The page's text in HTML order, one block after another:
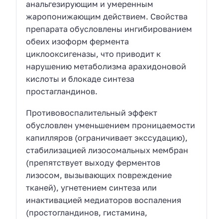
анальгезирующим и умеренным
жаропонижающим действием. Свойства
препарата обусловлены ингибированием
обеих изоформ фермента
циклооксигеназы, что приводит к
нарушению метаболизма арахидоновой
кислоты и блокаде синтеза
простагландинов.
Противовоспалительный эффект
обусловлен уменьшением проницаемости
капилляров (ограничивает экссудацию),
стабилизацией лизосомальных мембран
(препятствует выходу ферментов
лизосом, вызывающих повреждение
тканей), угнетением синтеза или
инактивацией медиаторов воспаления
(простогландинов, гистамина,